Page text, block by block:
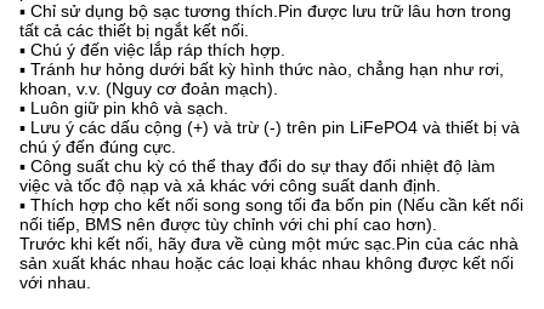
▪ Chỉ sử dụng bộ sạc tương thích.Pin được lưu trữ lâu hơn trong
tất cả các thiết bị ngắt kết nối.
▪ Chú ý đến việc lắp ráp thích hợp.
▪ Tránh hư hỏng dưới bất kỳ hình thức nào, chẳng hạn như rơi,
khoan, v.v. (Nguy cơ đoản mạch).
▪ Luôn giữ pin khô và sạch.
▪ Lưu ý các dấu cộng (+) và trừ (-) trên pin LiFePO4 và thiết bị và
chú ý đến đúng cực.
▪ Công suất chu kỳ có thể thay đổi do sự thay đổi nhiệt độ làm
việc và tốc độ nạp và xả khác với công suất danh định.
▪ Thích hợp cho kết nối song song tối đa bốn pin (Nếu cần kết nối
nối tiếp, BMS nên được tùy chỉnh với chi phí cao hơn).
Trước khi kết nối, hãy đưa về cùng một mức sạc.Pin của các nhà
sản xuất khác nhau hoặc các loại khác nhau không được kết nối
với nhau.